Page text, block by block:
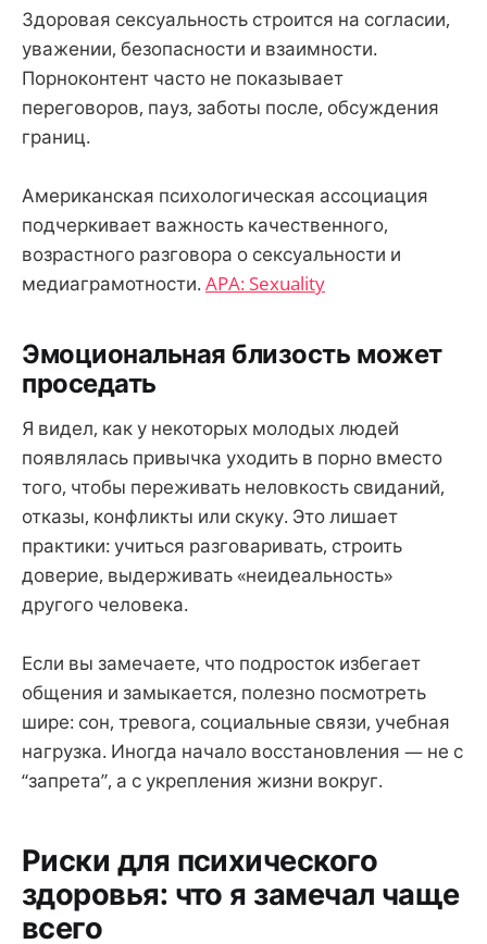
Здоровая сексуальность строится на согласии,
уважении, безопасности и взаимности.
Порноконтент часто не показывает
переговоров, пауз, заботы после, обсуждения
границ.
Американская психологическая ассоциация
подчеркивает важность качественного,
возрастного разговора о сексуальности и
медиаграмотности.APA: Sexuality
Эмоциональная близость может
проседать
Я видел, как у некоторых молодых людей
появлялась привычка уходить в порно вместо
того, чтобы переживать неловкость свиданий,
отказы, конфликты или скуку. Это лишает
практики: учиться разговаривать, строить
доверие, выдерживать «неидеальность»
другого человека.
Если вы замечаете, что подросток избегает
общения и замыкается, полезно посмотреть
шире: сон, тревога, социальные связи, учебная
нагрузка. Иногда начало восстановления — не с
“запрета”, а с укрепления жизни вокруг.
Риски для психического
здоровья: что я замечал чаще
всего